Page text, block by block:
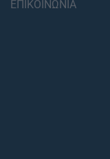
ΕΠΙΚΟΙΝΩΝΙΑ